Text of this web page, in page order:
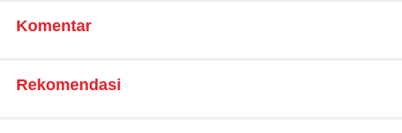
Komentar
Rekomendasi